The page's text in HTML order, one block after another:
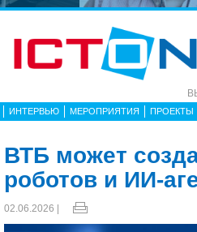
ИНТЕРВЬЮ МЕРОПРИЯТИЯ ПРОЕКТЫ
ВТБ может
роботов и ИИ-
02.06.2026 |